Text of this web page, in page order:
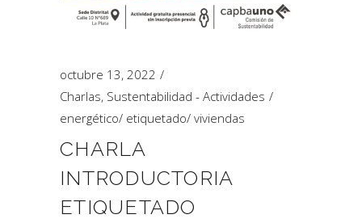
octubre 13, 2022
Charlas, Sustentabilidad - Actividades
energético/ etiquetado/ viviendas
CHARLA
INTRODUCTORIA
ETIQUETADO